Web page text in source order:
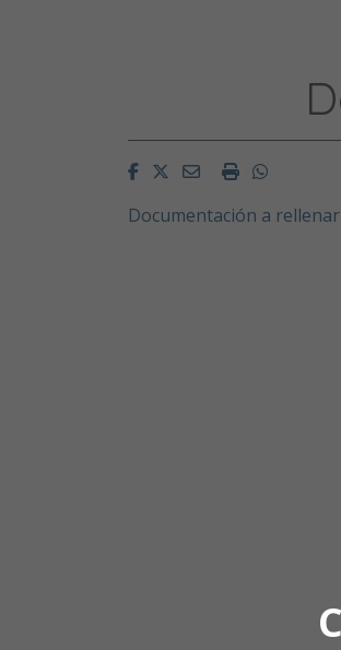
FacebookTwitterEmailImprimirWhatsapp
Documentación a rellenar